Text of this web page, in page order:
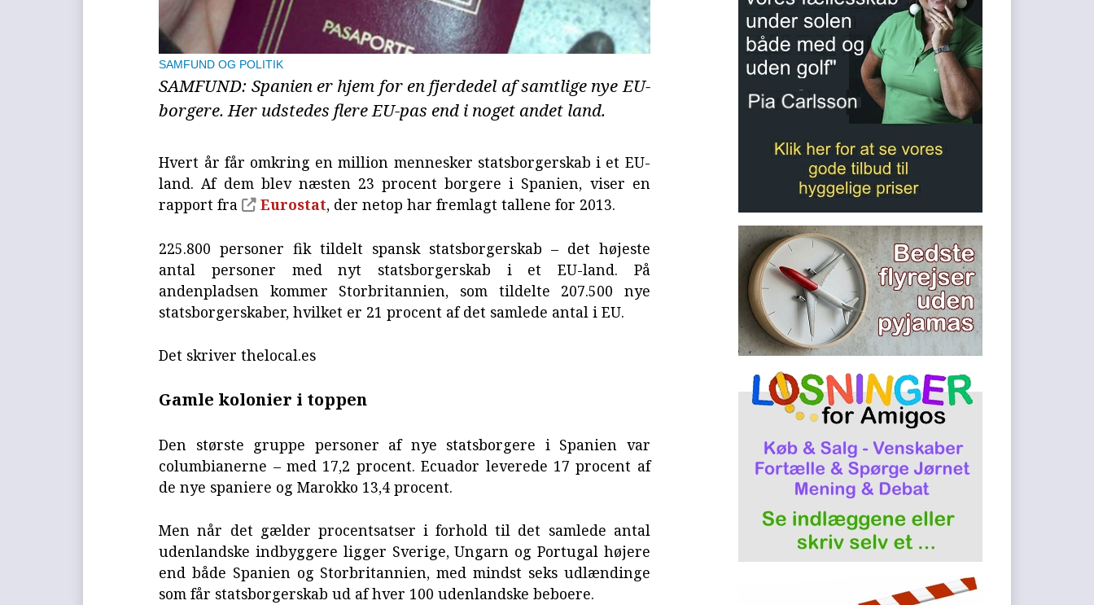
SAMFUND OG POLITIK
SAMFUND: Spanien er hjem for en fjerdedel af samtlige nye EU-
borgere. Her udstedes flere EU-pas end i noget andet land.
Hvert år får omkring en million mennesker statsborgerskab i et EU-
land. Af dem blev næsten 23 procent borgere i Spanien, viser en
rapport fra
Eurostat, der netop har fremlagt tallene for 2013.
225.800 personer fik tildelt spansk statsborgerskab – det højeste
antal personer med nyt statsborgerskab i et EU-land. På
andenpladsen kommer Storbritannien, som tildelte 207.500 nye
statsborgerskaber, hvilket er 21 procent af det samlede antal i EU.
Det skriver thelocal.es
Gamle kolonier i toppen
Den største gruppe personer af nye statsborgere i Spanien var
columbianerne – med 17,2 procent. Ecuador leverede 17 procent af
de nye spaniere og Marokko 13,4 procent.
Men når det gælder procentsatser i forhold til det samlede antal
udenlandske indbyggere ligger Sverige, Ungarn og Portugal højere
end både Spanien og Storbritannien, med mindst seks udlændinge
som får statsborgerskab ud af hver 100 udenlandske beboere.